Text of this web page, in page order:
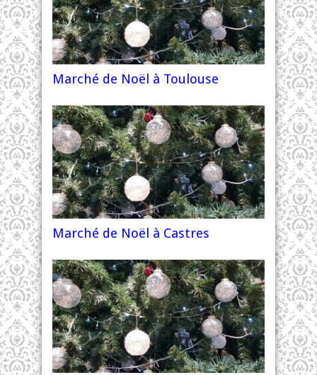
Marché de Noël à Toulouse
Marché de Noël à Castres